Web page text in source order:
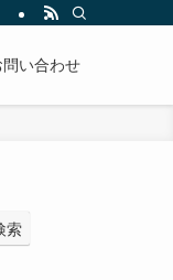
問い合わせ
索